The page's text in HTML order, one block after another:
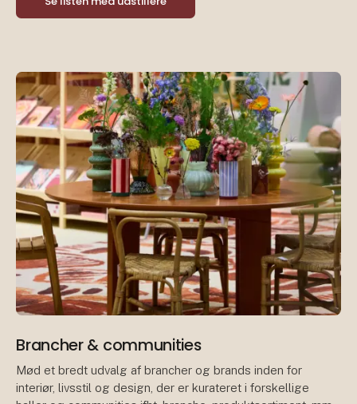
Brancher & communities
Mød et bredt udvalg af brancher og brands inden for
interiør, livsstil og design, der er kurateret i forskellige